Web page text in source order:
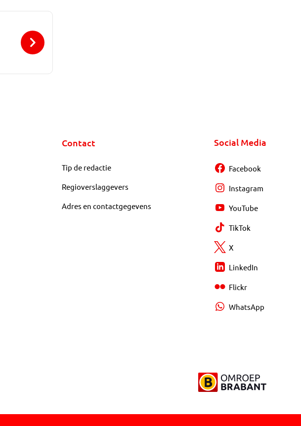
Contact
Tip de redactie
Regioverslaggevers
Adres en contactgegevens
Social Media
Facebook
Instagram
YouTube
TikTok
X
LinkedIn
Flickr
WhatsApp